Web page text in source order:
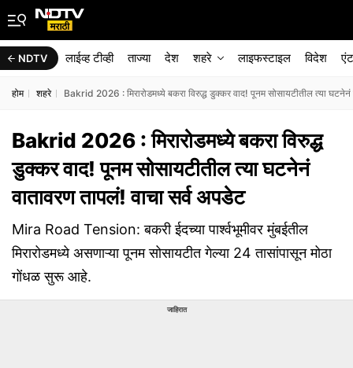
NDTV लाईव्ह टीव्ही ताज्या देश शहरे लाइफस्टाइल विदेश
होम शहरे Bakrid 2026 : मिरारोडमध्ये बकरा विरुद्ध डुक्कर वाद! पूनम सोसायटीतील त्या घटनेनं
Bakrid 2026 : मिरारोडमध्ये बकरा विरुद्ध
डुक्कर वाद! पूनम सोसायटीतील त्या घटनेनं
वातावरण तापलं! वाचा सर्व अपडेट
Mira Road Tension: बकरी ईदच्या पार्श्वभूमीवर मुंबईतील
मिरारोडमध्ये असणाऱ्या पूनम सोसायटीत गेल्या 24 तासांपासून मोठा
गोंधळ सुरू आहे.
जाहिरात